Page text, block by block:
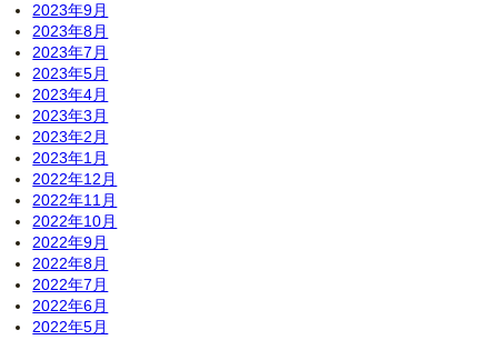
2023年9月
2023年8月
2023年7月
2023年5月
2023年4月
2023年3月
2023年2月
2023年1月
2022年12月
2022年11月
2022年10月
2022年9月
2022年8月
2022年7月
2022年6月
2022年5月